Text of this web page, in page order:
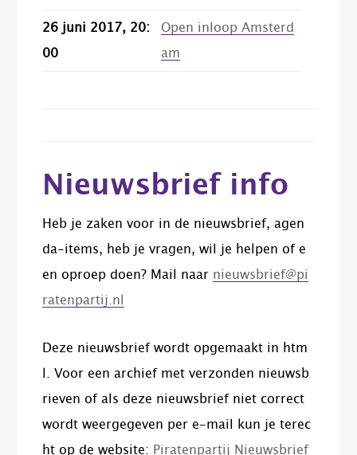
26 juni 2017, 20:
00
Open inloop Amsterd
am
Nieuwsbrief info
Heb je zaken voor in de nieuwsbrief, agen
da-items, heb je vragen, wil je helpen of e
en oproep doen? Mail naar nieuwsbrief@pi
ratenpartij.nl
Deze nieuwsbrief wordt opgemaakt in htm
l. Voor een archief met verzonden nieuwsb
rieven of als deze nieuwsbrief niet correct
wordt weergegeven per e-mail kun je terec
ht op de website: Piratenpartij Nieuwsbrief